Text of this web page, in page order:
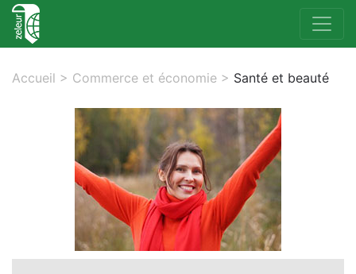
Accueil > Commerce et économie > Santé et beauté